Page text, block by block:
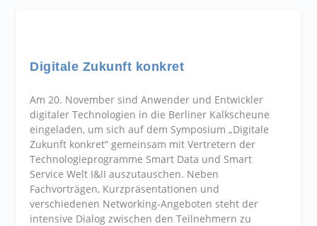
Digitale Zukunft konkret
Am 20. November sind Anwender und Entwickler
digitaler Technologien in die Berliner Kalkscheune
eingeladen, um sich auf dem Symposium „Digitale
Zukunft konkret“ gemeinsam mit Vertretern der
Technologieprogramme Smart Data und Smart
Service Welt I&II auszutauschen. Neben
Fachvorträgen, Kurzpräsentationen und
verschiedenen Networking-Angeboten steht der
intensive Dialog zwischen den Teilnehmern zu